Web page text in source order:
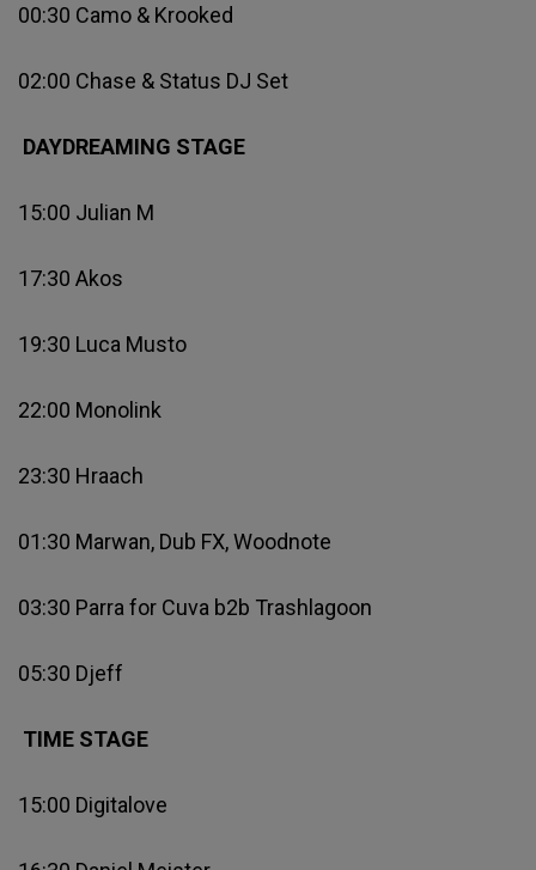
00:30 Camo & Krooked
02:00 Chase & Status DJ Set
DAYDREAMING STAGE
15:00 Julian M
17:30 Akos
19:30 Luca Musto
22:00 Monolink
23:30 Hraach
01:30 Marwan, Dub FX, Woodnote
03:30 Parra for Cuva b2b Trashlagoon
05:30 Djeff
TIME STAGE
15:00 Digitalove